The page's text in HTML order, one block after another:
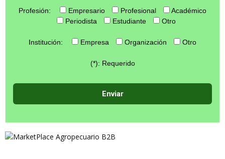
Profesión: Empresario Profesional
Académico
Periodista
Estudiante Otro
Institución: Empresa Organización Otro
(*): Requerido